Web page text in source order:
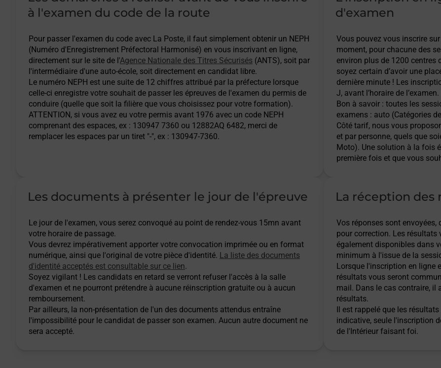
à l'examen du code de la route
Pour passer l'examen du code avec La Poste, il faut simplement obtenir un NEPH
(Numéro d'Enregistrement Préfectoral Harmonisé) en vous inscrivant en ligne,
directement sur le site de l'Agence Nationale des Titres Sécurisés (ANTS), soit par
l'intermédiaire d'une auto-école, soit directement en candidat libre.
Le numéro NEPH est une suite de 12 chiffres attribué par la préfecture lorsque
celle-ci enregistre votre souhait de passer les épreuves de l'examen du permis de
conduire (quelle que soit la filière que vous choisissez pour votre formation).
ATTENTION, si vous avez eu votre permis avant 1976 avec un code NEPH
comprenant des espaces, ex : 130947 7360 ou 12882AQ 6482, merci de
remplacer les espaces par un tiret "-", ex : 130947-7360.
d'examen
Vous pouvez vous inscrire
moment, pour chacune des
environ plus de 1200 centres
soyez certain d’avoir une
dernière minute ! Les
J, avant l’horaire de
Bon à savoir : toutes les
examens : auto (Catégories
Côté tarif, nous vous
et par personne, quels que
Moto). Une solution à la fois
première fois et que vous
Les documents à présenter le jour de l'épreuve
Le jour de l'examen, vous serez convoqué au point de rendez-vous 15mn avant
votre horaire de passage.
Vous devrez impérativement apporter votre convocation imprimée ou en format
numérique, ainsi que l'original de votre pièce d'identité. La liste des documents
d'identité acceptés est consultable sur ce lien.
Soyez vigilant ! Les candidats en retard se verront refuser l'accès à la salle
d'examen et ne pourront prétendre à aucune réinscription gratuite ou à aucun
remboursement.
Par ailleurs, la non-présentation de l'un des documents attendus entraîne
l'impossibilité pour le candidat de passer son examen. Aucun autre document ne
sera accepté.
La réception des
Vos réponses sont
pour correction. Les résultats
également disponibles dans
minimum à l'issue de la
Lorsque l'inscription en ligne
résultats vous seront
mail. Dans le cas contraire, il
résultats.
Il est rappelé que les
indicative, seule l'inscription
de l'Intérieur faisant foi.